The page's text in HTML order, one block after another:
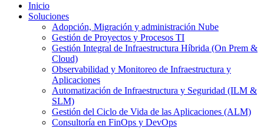
Inicio
Soluciones
Adopción, Migración y administración Nube
Gestión de Proyectos y Procesos TI
Gestión Integral de Infraestructura Híbrida (On Prem &
Cloud)
Observabilidad y Monitoreo de Infraestructura y
Aplicaciones
Automatización de Infraestructura y Seguridad (ILM &
SLM)
Gestión del Ciclo de Vida de las Aplicaciones (ALM)
Consultoría en FinOps y DevOps